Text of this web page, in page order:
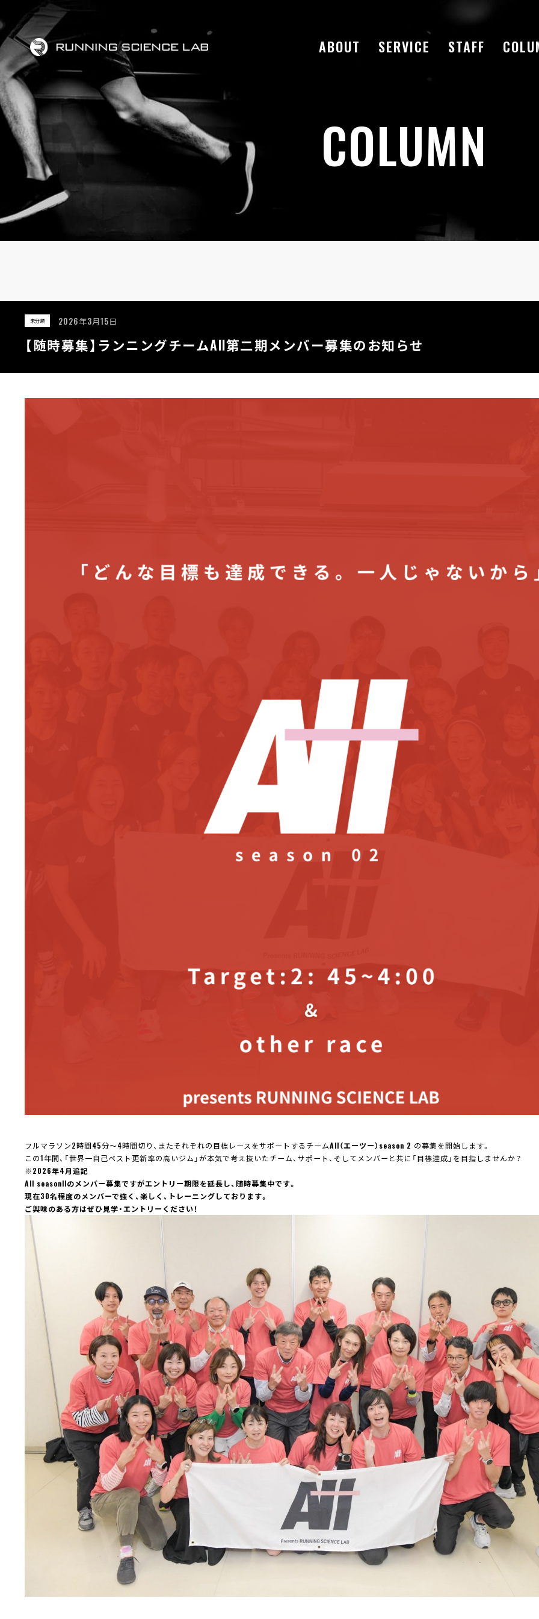
ABOUT SERVICE STAFF
COLUMN
未分類 2026年3月15日
【随時募集】ランニングチームAll第二期メンバー募集のお知らせ
フルマラソン2時間45分〜4時間切り、またそれぞれの目標レースをサポートするチームAll（エーツー）season 2 の募集を開始します。
この1年間、「世界一自己ベスト更新率の高いジム」が本気で考え抜いたチーム、サポート、そしてメンバーと共に「目標達成」を目指しませんか？
※2026年4月追記
All seasonllのメンバー募集ですがエントリー期限を延長し、随時募集中です。
現在30名程度のメンバーで強く、楽しく、トレーニングしております。
ご興味のある方はぜひ見学・エントリーください！